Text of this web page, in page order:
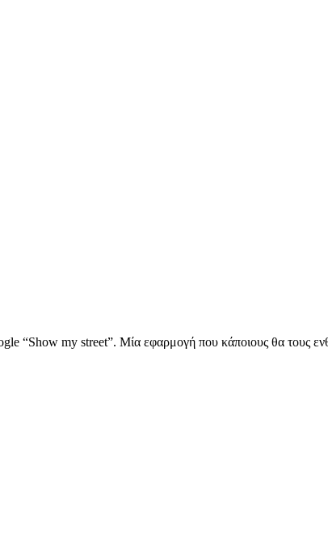
“Show my street”. Μία εφαρμογή που κάποιους θα τους